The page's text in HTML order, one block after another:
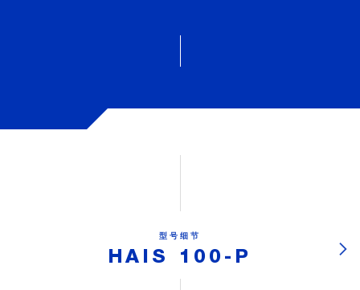
型号细节
HAIS 100-P